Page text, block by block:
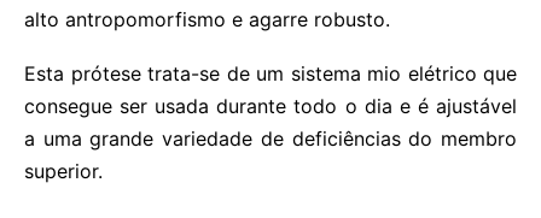
alto antropomorfismo e agarre robusto.
Esta prótese trata-se de um sistema mio elétrico que
consegue ser usada durante todo o dia e é ajustável
a uma grande variedade de deficiências do membro
superior.